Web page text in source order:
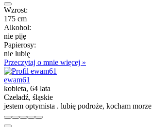
Wzrost:
175 cm
Alkohol:
nie piję
Papierosy:
nie lubię
Przeczytaj o mnie więcej »
ewam61
kobieta, 64 lata
Czeladź, śląskie
jestem optymista . lubię podroże, kocham morze